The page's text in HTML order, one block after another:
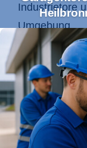
Industrietore
Umgebung.
Ihr Profi
Heilbronn